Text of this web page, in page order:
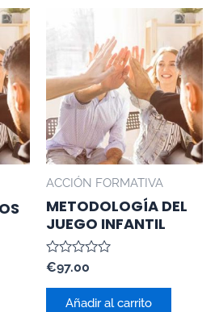
ACCIÓN FORMATIVA
METODOLOGÍA DEL
JUEGO INFANTIL
Valorado
con
0
€97.00
Añadir al carrito